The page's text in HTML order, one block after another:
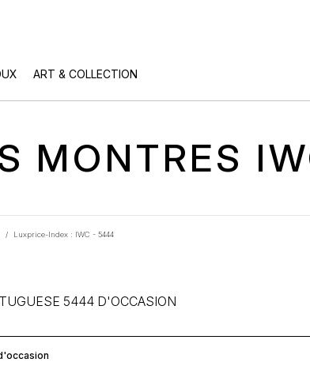
ART & COLLECTION
MONTRES
/ Luxprice-Index : IWC - 5444
5444 D'OCCASION